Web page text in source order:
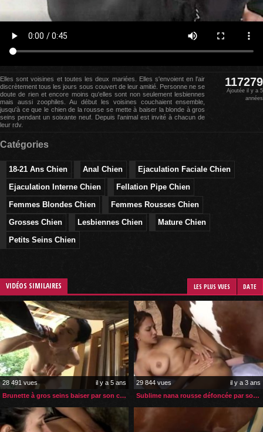
Elles sont voisines et toutes les deux mariées. Elles s'envoient en l'air
discrètement tous les jours sous couvert de leur amitié. Personne ne se
doute de rien et encore moins qu'elles sont non seulement lesbiennes
mais aussi zoophiles. Au début les voisines couchaient ensemble,
jusqu'à ce que le chien de la rousse se mette à baiser la blonde à gros
seins pendant un soixante neuf. Depuis l'animal est invité à chacun de
leur rdv.
117279
Ajoutée il y a 5
années
Catégories
18-21 Ans Chien Anal Chien
Ejaculation Faciale Chien
Ejaculation Interne Chien
Fellation Pipe Chien
Femmes Blondes Chien
Femmes Rousses Chien
Grosses Chien
Lesbiennes Chien
Mature Chien
Petits Seins Chien
VIDÉOS SIMILAIRES LES PLUS VUES DATE
28 491 vues
il y a 5 ans
Brunette à gros seins baiser par son cheval par derrière
29 844 vues
il y a 3 ans
Sublime nana rousse défoncée par son étalon en missionnaire